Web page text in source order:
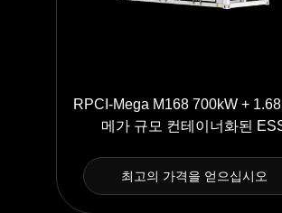
RPCI-Mega M168 700kW +
메가 규모 컨테이너화된
최고의 가격을 얻으십시오